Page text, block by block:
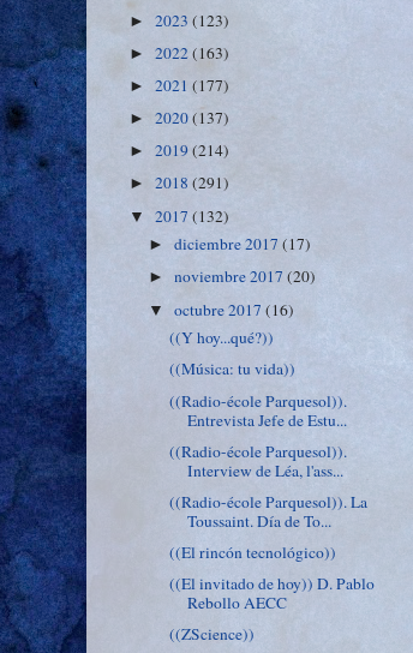
► 2023 (123)
► 2022(163)
► 2021 (177)
► 2020(137)
► 2019(214)
► 2018 (291)
▼ 2017 (132)
►diciembre 2017(17)
►noviembre 2017(20)
▼octubre 2017(16)
((Y hoy...qué?))
((Música: tu vida))
((Radio-école Parquesol)).
Entrevista Jefe de Estu...
((Radio-école Parquesol)).
Interview de Léa, l'ass...
((Radio-école Parquesol)). La
Toussaint. Día de To...
((El rincón tecnológico))
((El invitado de hoy)) D. Pablo
Rebollo AECC
((ZScience))